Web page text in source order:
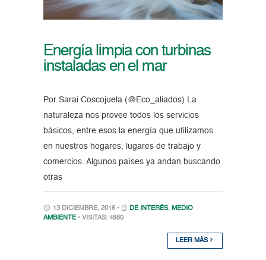
Energía limpia con turbinas
instaladas en el mar
Por Sarai Coscojuela (@Eco_aliados) La
naturaleza nos provee todos los servicios
básicos, entre esos la energía que utilizamos
en nuestros hogares, lugares de trabajo y
comercios. Algunos países ya andan buscando
otras
13 DICIEMBRE, 2016 • DE INTERÉS, MEDIO
AMBIENTE • VISITAS: 4880
LEER MÁS